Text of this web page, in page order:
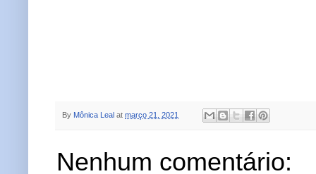
By Mônica Leal at março 21, 2021
Nenhum comentário: